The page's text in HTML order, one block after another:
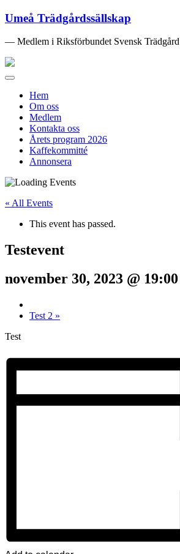
Umeå Trädgårdssällskap
— Medlem i Riksförbundet Svensk Trädgård
Toggle
navigation
Hem
Om oss
Medlem
Kontakta oss
Årets program 2026
Kaffekommitté
Annonsera
« All Events
This event has passed.
Testevent
november 30, 2023 @ 19:00
Test 2 »
Test